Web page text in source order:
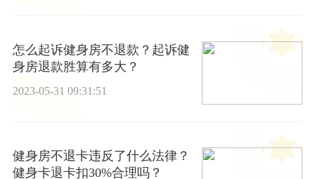
怎么起诉健身房不退款？起诉健
身房退款胜算有多大？
2023-05-31 09:31:51
健身房不退卡违反了什么法律？
健身卡退卡扣30%合理吗？